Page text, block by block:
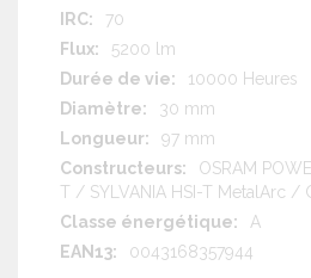
70
5200 lm
10000 Heures
30 mm
97 mm
OSRAM
T / SYLVANIA HSI-T MetalArc /
A
0043168357944